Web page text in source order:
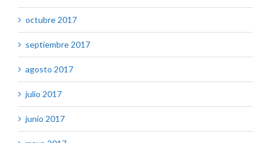
octubre 2017
septiembre 2017
agosto 2017
julio 2017
junio 2017